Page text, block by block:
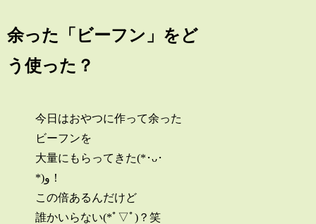
余った「ビーフン」をど
う使った？
今日はおやつに作って余った
ビーフンを
大量にもらってきた(*･ᴗ･
*)و！
この倍あるんだけど
誰かいらない(*ﾟ▽ﾟ)？笑